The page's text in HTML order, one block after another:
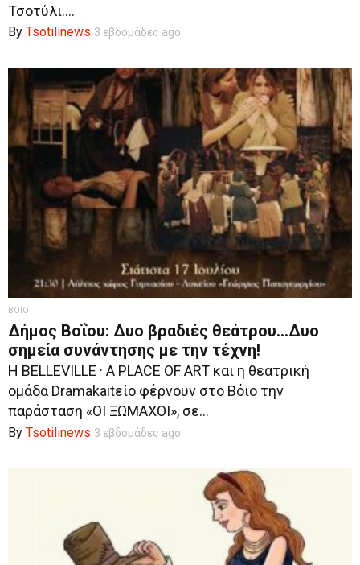
Τσοτύλι....
By Tsotilinews 3 εβδομάδες ago
ΒΟΙΟ
Δήμος Βοΐου: Δυο βραδιές θεάτρου…Δυο
σημεία συνάντησης με την τέχνη!
Η BELLEVILLE · A PLACE OF ART και η θεατρική
ομάδα Dramakaitείο φέρνουν στο Βόιο την
παράσταση «ΟΙ ΞΩΜΑΧΟΙ», σε...
By Tsotilinews 3 εβδομάδες ago